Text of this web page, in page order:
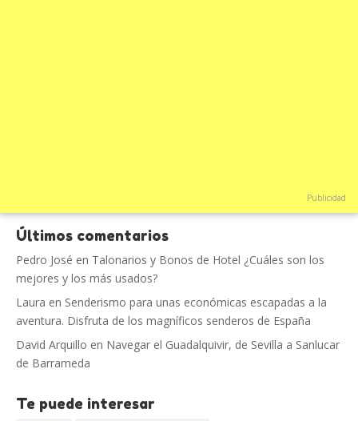
Publicidad
Últimos comentarios
Pedro José en Talonarios y Bonos de Hotel ¿Cuáles son los
mejores y los más usados?
Laura en Senderismo para unas económicas escapadas a la
aventura. Disfruta de los magníficos senderos de España
David Arquillo en Navegar el Guadalquivir, de Sevilla a Sanlucar
de Barrameda
Te puede interesar